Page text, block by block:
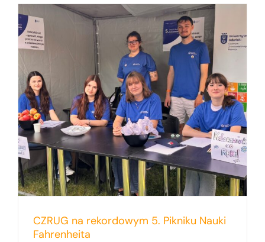
CZRUG na rekordowym 5. Pikniku Nauki
Fahrenheita